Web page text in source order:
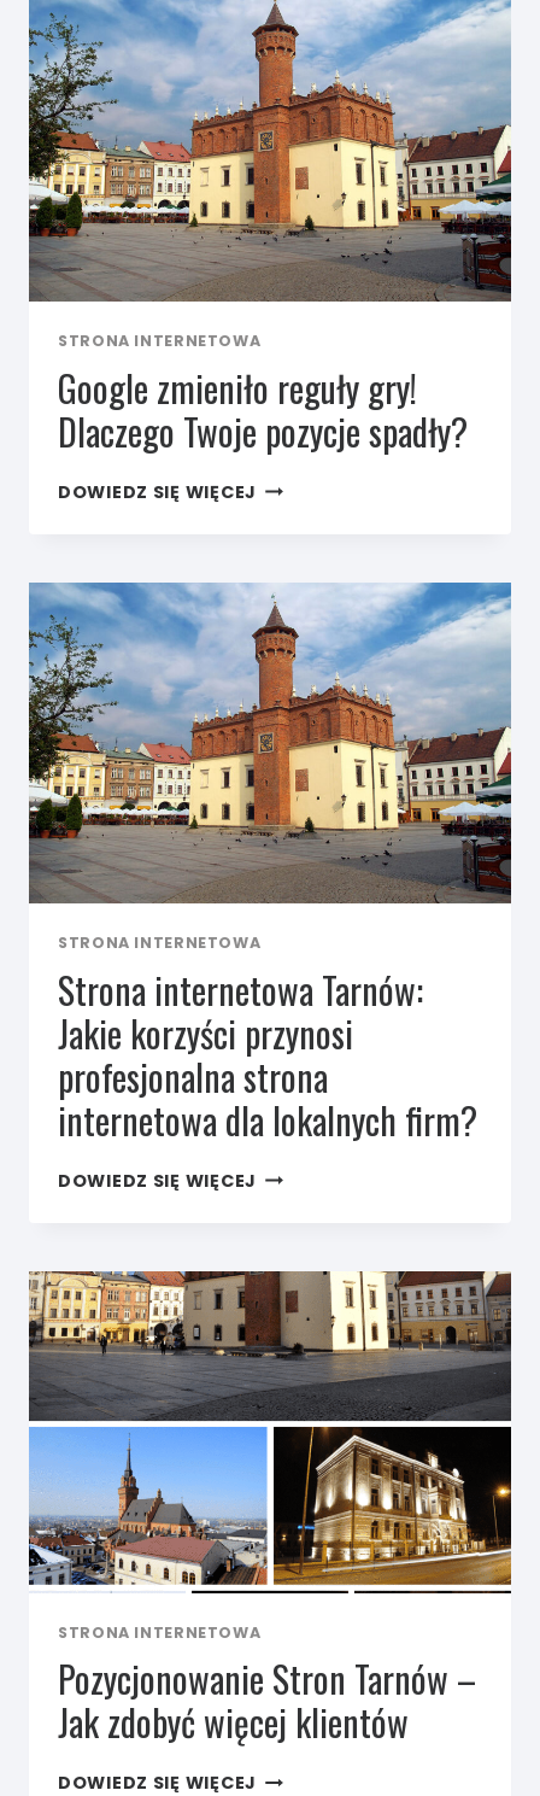
STRONA INTERNETOWA
Google zmieniło reguły gry!
Dlaczego Twoje pozycje spadły?
DOWIEDZ SIĘ WIĘCEJ GOOGLE
DLACZEGO
TWOJE POZYCJE
SPADŁY?
STRONA INTERNETOWA
Strona internetowa Tarnów:
Jakie korzyści przynosi
profesjonalna strona
internetowa dla lokalnych firm?
DOWIEDZ SIĘ WIĘCEJ STRONA
KORZYŚCI
PRZYNOSI
PROFESJONALNA
STRONA
INTERNETOWA
DLA
LOKALNYCH
FIRM?
STRONA INTERNETOWA
Pozycjonowanie Stron Tarnów –
Jak zdobyć więcej klientów
DOWIEDZ SIĘ WIĘCEJ POZYCJONOWANIE